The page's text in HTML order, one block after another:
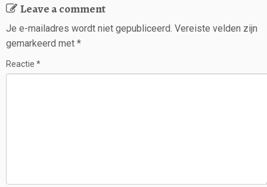
Leave a comment
Je e-mailadres wordt niet gepubliceerd. Vereiste velden zijn
gemarkeerd met *
Reactie *